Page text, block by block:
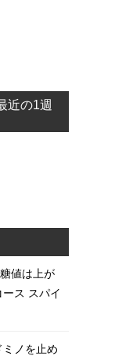
近の1週
値は上が
ス スパイ
ノを止め